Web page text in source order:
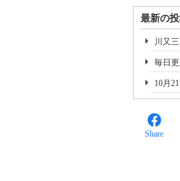
最新の
川又
毎日
10月
Share